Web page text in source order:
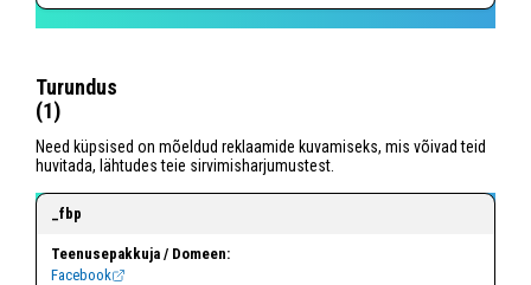
Turundus
(1)
Need küpsised on mõeldud reklaamide kuvamiseks, mis võivad teid
huvitada, lähtudes teie sirvimisharjumustest.
_fbp
Facebook